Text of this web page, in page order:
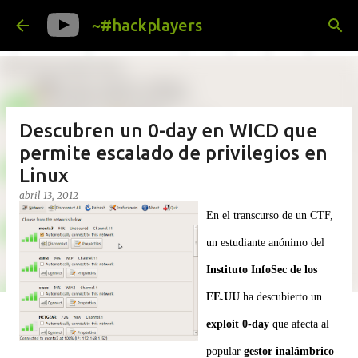
Ir al contenido principal
~#hackplayers
Descubren un 0-day en WICD que
permite escalado de privilegios en
Linux
abril 13, 2012
En el transcurso de un CTF,
un estudiante anónimo del
Instituto InfoSec de los
EE.UU ha descubierto un
exploit 0-day que afecta al
popular gestor inalámbrico